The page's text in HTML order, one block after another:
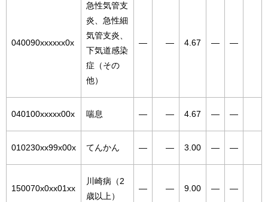
040090xxxxxx0x
急性気管支
炎、急性細
気管支炎、
下気道感染
症（その
他）
― ― 4.67 ― ―
040100xxxxx00x 喘息 ― ― 4.67 ― ―
010230xx99x00x てんかん ― ― 3.00 ― ―
150070x0xx01xx
川崎病（2
歳以上）
― ― 9.00 ― ―